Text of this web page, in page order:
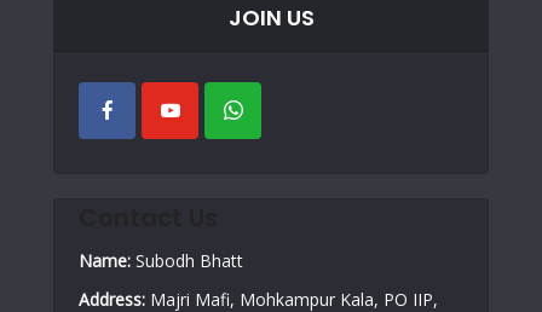
JOIN US
Name: Subodh Bhatt
Address: Majri Mafi, Mohkampur Kala, PO IIP,